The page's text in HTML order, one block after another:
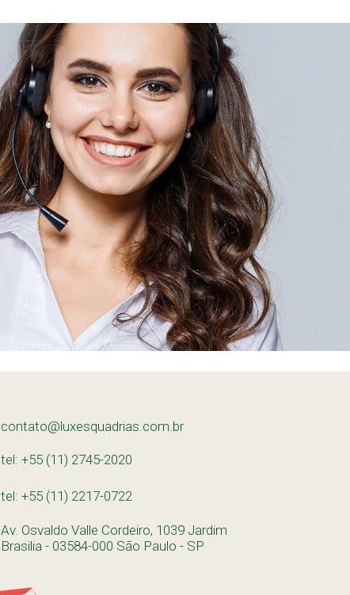
contato@luxesquadrias.com.br
tel: +55 (11) 2745-2020
tel: +55 (11) 2217-0722
Av. Osvaldo Valle Cordeiro, 1039 Jardim
Brasilia - 03584-000 São Paulo - SP